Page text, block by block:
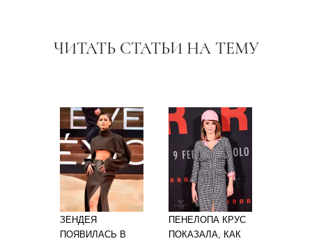
ЧИТАТЬ СТАТЬИ НА ТЕМУ
ЗЕНДЕЯ
ПОЯВИЛАСЬ В
ПЕНЕЛОПА КРУС
ПОКАЗАЛА, КАК